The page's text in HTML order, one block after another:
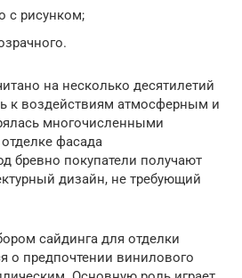
с рисунком;
на несколько десятилетий
к воздействиям атмосферным и
многочисленными
фасада
бревно покупатели получают
дизайн, не требующий
сайдинга для отделки
о предпочтении винилового